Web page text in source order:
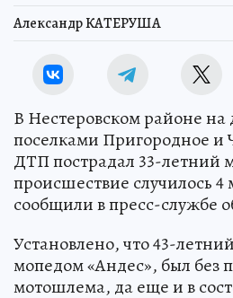
Александр КАТЕРУША
В Нестеровском районе на
поселками Пригородное и
ДТП пострадал 33-
происшествие случилось 4
сообщили в пресс-службе
Установлено, что 43-
мопедом «Андес», был без
мотошлема, да еще и в